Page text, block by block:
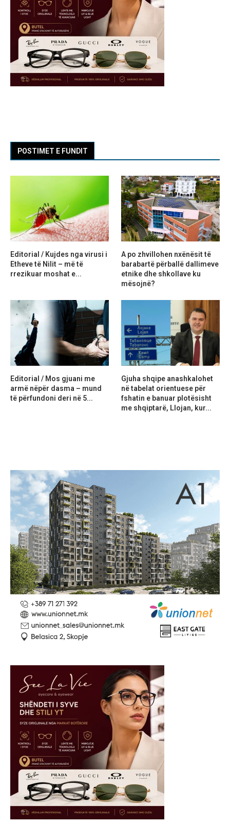
POSTIMET E FUNDIT
Editorial / Kujdes nga virusi i
Etheve të Nilit – më të
rrezikuar moshat e...
A po zhvillohen nxënësit të
barabartë përballë dallimeve
etnike dhe shkollave ku
mësojnë?
Editorial / Mos gjuani me
armë nëpër dasma – mund
të përfundoni deri në 5...
Gjuha shqipe anashkalohet
në tabelat orientuese për
fshatin e banuar plotësisht
me shqiptarë, Llojan, kur...